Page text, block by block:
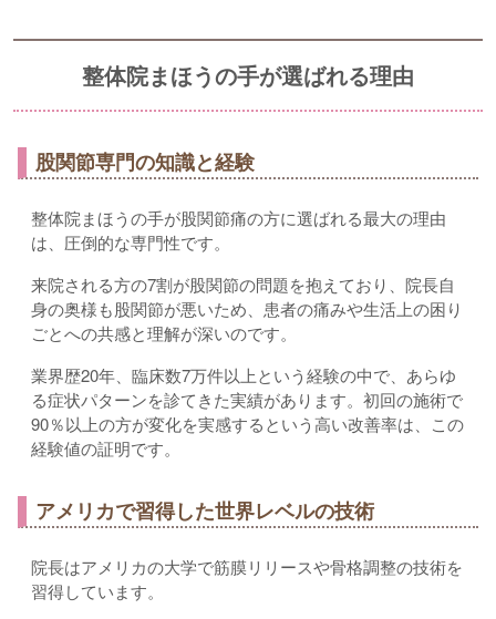
整体院まほうの手が選ばれる理由
股関節専門の知識と経験
整体院まほうの手が股関節痛の方に選ばれる最大の理由
は、圧倒的な専門性です。
来院される方の7割が股関節の問題を抱えており、院長自
身の奥様も股関節が悪いため、患者の痛みや生活上の困り
ごとへの共感と理解が深いのです。
業界歴20年、臨床数7万件以上という経験の中で、あらゆ
る症状パターンを診てきた実績があります。初回の施術で
90％以上の方が変化を実感するという高い改善率は、この
経験値の証明です。
アメリカで習得した世界レベルの技術
院長はアメリカの大学で筋膜リリースや骨格調整の技術を
習得しています。